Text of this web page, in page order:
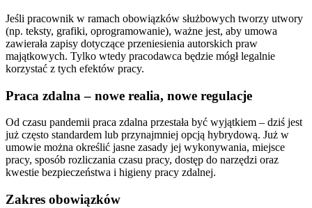
Jeśli pracownik w ramach obowiązków służbowych tworzy utwory
(np. teksty, grafiki, oprogramowanie), ważne jest, aby umowa
zawierała zapisy dotyczące przeniesienia autorskich praw
majątkowych. Tylko wtedy pracodawca będzie mógł legalnie
korzystać z tych efektów pracy.
Praca zdalna – nowe realia, nowe regulacje
Od czasu pandemii praca zdalna przestała być wyjątkiem – dziś jest
już często standardem lub przynajmniej opcją hybrydową. Już w
umowie można określić jasne zasady jej wykonywania, miejsce
pracy, sposób rozliczania czasu pracy, dostęp do narzędzi oraz
kwestie bezpieczeństwa i higieny pracy zdalnej.
Zakres obowiązków